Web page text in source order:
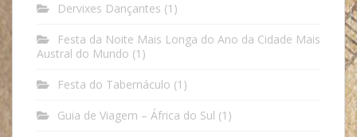
Dervixes Dançantes (1)
Festa da Noite Mais Longa do Ano da Cidade Mais
Austral do Mundo (1)
Festa do Tabernáculo (1)
Guia de Viagem – África do Sul (1)